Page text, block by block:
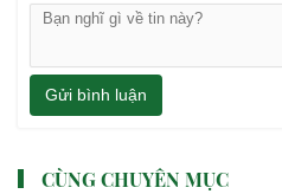
Gửi bình luận
CÙNG CHUYÊN MỤC